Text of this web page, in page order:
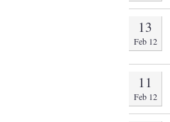
13
Feb 12
11
Feb 12